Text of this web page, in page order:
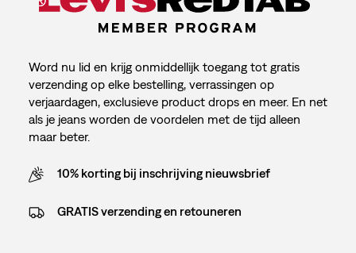
Word nu lid en krijg onmiddellijk toegang tot gratis
verzending op elke bestelling, verrassingen op
verjaardagen, exclusieve product drops en meer. En net
als je jeans worden de voordelen met de tijd alleen
maar beter.
10% korting bij inschrijving nieuwsbrief
GRATIS verzending en retouneren